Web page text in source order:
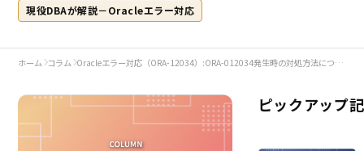
現役DBAが解説－Oracleエラー対応
ホーム コラム Oracleエラー対応（ORA-12034）:ORA-012034発生時の対処方法について
ピックアップ